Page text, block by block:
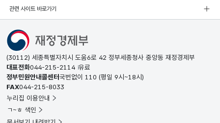
관련 사이트 바로가기
(30112) 세종특별자치시 도움6로 42 정부세종청사 중앙동 재정경제부
대표전화044-215-2114 유료
정부민원안내콜센터국번없이 110 (평일 9시~18시)
FAX044-215-8033
누리집 이용안내
ㄱ~ㅎ 색인